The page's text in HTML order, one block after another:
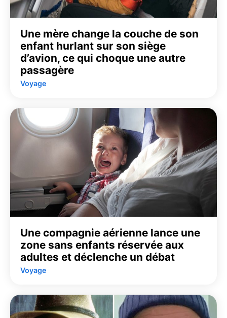
Une mère change la couche de son
enfant hurlant sur son siège
d’avion, ce qui choque une autre
passagère
Voyage
Une compagnie aérienne lance une
zone sans enfants réservée aux
adultes et déclenche un débat
Voyage